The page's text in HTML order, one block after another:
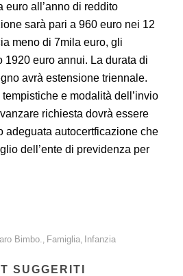
euro all’anno di reddito
sarà pari a 960 euro nei 12
meno di 7mila euro, gli
1920 euro annui. La durata di
avrà estensione triennale.
tempistiche e modalità dell’invio
richiesta dovrà essere
adeguata autocertficazione che
dell’ente di previdenza per
Bimbo., Famiglia, Infanzia
SUGGERITI